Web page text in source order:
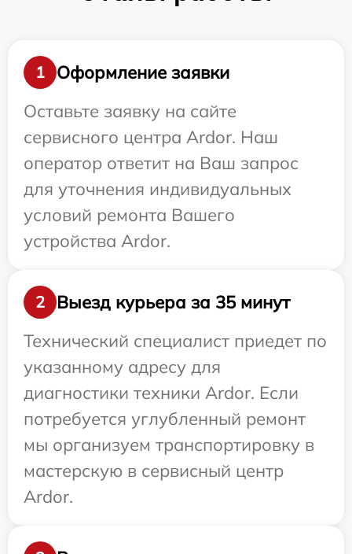
1
Оформление заявки
Оставьте заявку на сайте
сервисного центра Ardor. Наш
оператор ответит на Ваш запрос
для уточнения индивидуальных
условий ремонта Вашего
устройства Ardor.
2
Выезд курьера за 35 минут
Технический специалист приедет по
указанному адресу для
диагностики техники Ardor. Если
потребуется углубленный ремонт
мы организуем транспортировку в
мастерскую в сервисный центр
Ardor.